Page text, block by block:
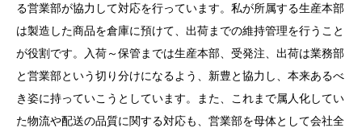
る営業部が協力して対応を行っています。私が所属する生産本部
は製造した商品を倉庫に預けて、出荷までの維持管理を行うこと
が役割です。入荷～保管までは生産本部、受発注、出荷は業務部
と営業部という切り分けになるよう、新豊と協力し、本来あるべ
き姿に持っていこうとしています。また、これまで属人化してい
た物流や配送の品質に関する対応も、営業部を母体として会社全